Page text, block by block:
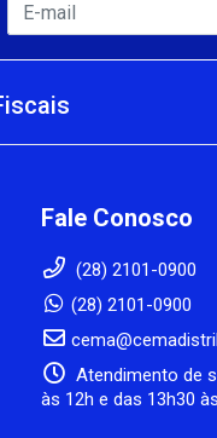
Fale Conosco
(28) 2101-0900
(28) 2101-0900
Atendimento de
às 12h e das 13h30